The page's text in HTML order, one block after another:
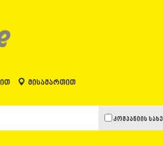
მისამართით
კომპანიის